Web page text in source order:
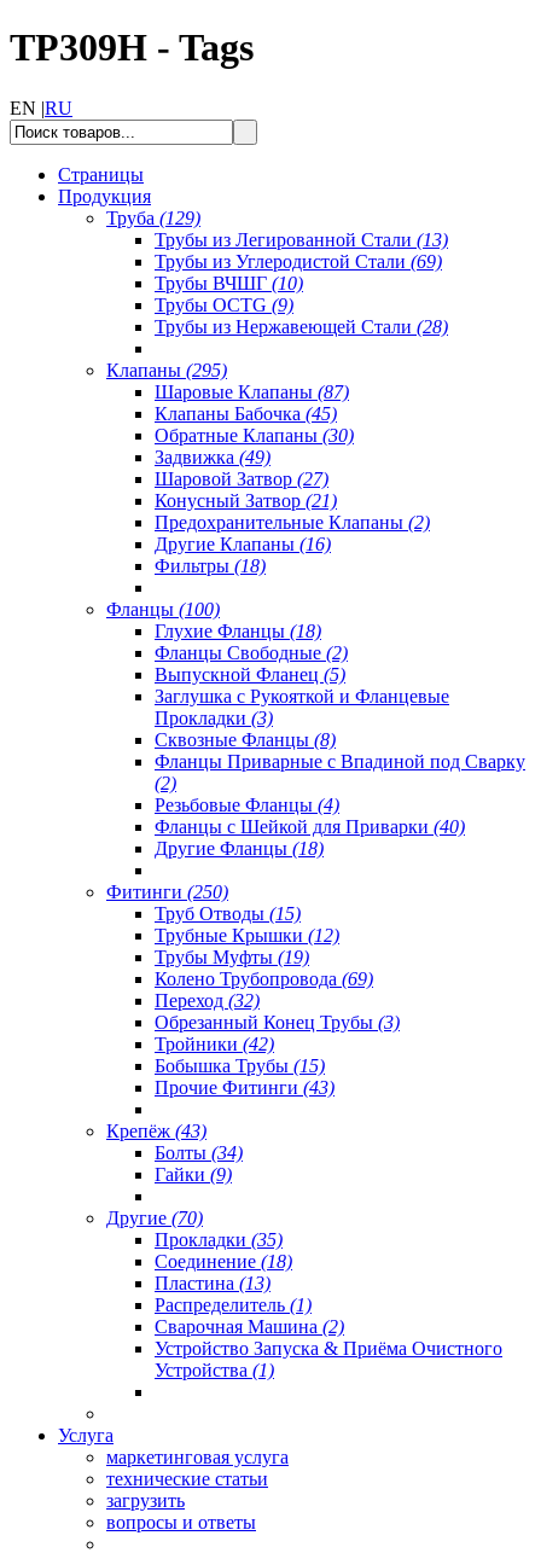
TP309H - Tags
EN |RU
Страницы
Продукция
Труба (129)
Трубы из Легированной Стали (13)
Трубы из Углеродистой Стали (69)
Трубы ВЧШГ (10)
Трубы OCTG (9)
Трубы из Нержавеющей Стали (28)
Клапаны (295)
Шаровые Клапаны (87)
Клапаны Бабочка (45)
Обратные Клапаны (30)
Задвижка (49)
Шаровой Затвор (27)
Конусный Затвор (21)
Предохранительные Клапаны (2)
Другие Клапаны (16)
Фильтры (18)
Фланцы (100)
Глухие Фланцы (18)
Фланцы Свободные (2)
Выпускной Фланец (5)
Заглушка с Рукояткой и Фланцевые
Прокладки (3)
Сквозные Фланцы (8)
Фланцы Приварные с Впадиной под Сварку
(2)
Резьбовые Фланцы (4)
Фланцы с Шейкой для Приварки (40)
Другие Фланцы (18)
Фитинги (250)
Труб Отводы (15)
Трубные Крышки (12)
Трубы Муфты (19)
Колено Трубопровода (69)
Переход (32)
Обрезанный Конец Трубы (3)
Тройники (42)
Бобышка Трубы (15)
Прочие Фитинги (43)
Крепёж (43)
Болты (34)
Гайки (9)
Другие (70)
Прокладки (35)
Соединение (18)
Пластина (13)
Распределитель (1)
Сварочная Машина (2)
Устройство Запуска & Приёма Очистного
Устройства (1)
Услуга
маркетинговая услуга
технические статьи
загрузить
вопросы и ответы